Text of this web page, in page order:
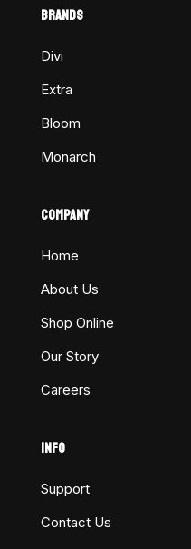
BRANDS
Divi
Extra
Bloom
Monarch
COMPANY
Home
About Us
Shop Online
Our Story
Careers
INFO
Support
Contact Us